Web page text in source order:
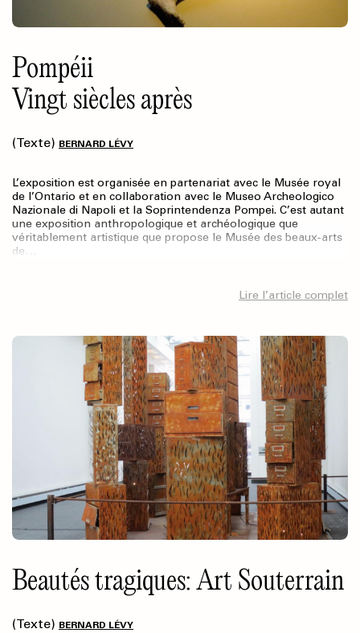
Pompéii
Vingt siècles après
(Texte) BERNARD LÉVY
L’exposition est organisée en partenariat avec le Musée royal
de l’Ontario et en collaboration avec le Museo Archeologico
Nazionale di Napoli et la Soprintendenza Pompei. C’est autant
une exposition anthropologique et archéologique que
véritablement artistique que propose le Musée des beaux-arts
de…
Lire l’article complet
Beautés tragiques: Art Souterrain
(Texte) BERNARD LÉVY